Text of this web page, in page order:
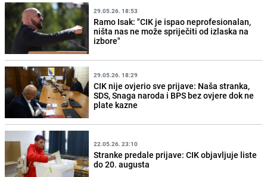
29.05.26. 18:53
Ramo Isak: "CIK je ispao neprofesionalan,
ništa nas ne može spriječiti od izlaska na
izbore"
29.05.26. 18:29
CIK nije ovjerio sve prijave: Naša stranka,
SDS, Snaga naroda i BPS bez ovjere dok ne
plate kazne
22.05.26. 23:10
Stranke predale prijave: CIK objavljuje liste
do 20. augusta